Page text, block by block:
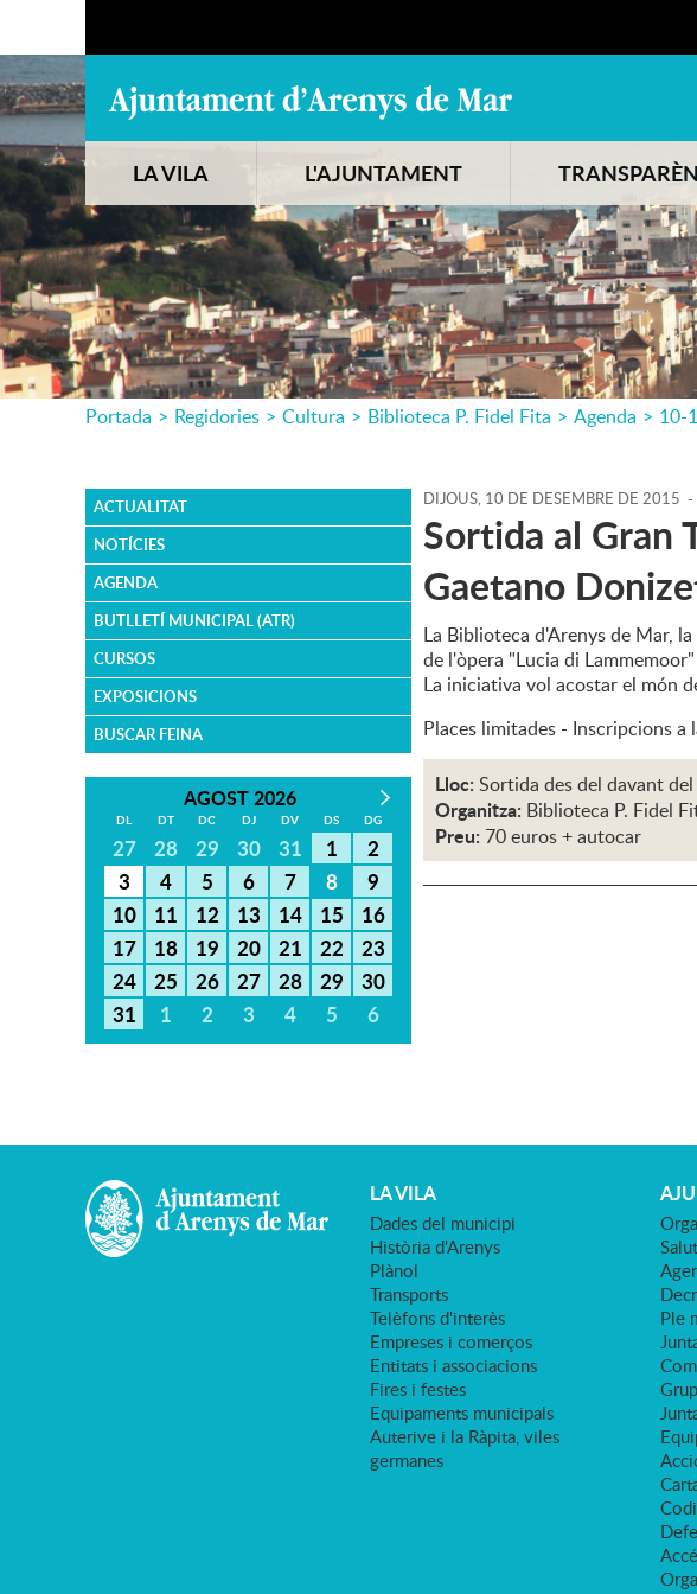
LA VILA L'AJUNTAMENT
Portada > Regidories > Cultura > Biblioteca P. Fidel Fita > Agenda > 10-
ACTUALITAT
NOTÍCIES
AGENDA
BUTLLETÍ MUNICIPAL (ATR)
CURSOS
EXPOSICIONS
BUSCAR FEINA
AGOST 2026
DL DT DC DJ DV DS DG
27 28 29 30 31 1
2
3
4 5 6 7 8
9
10
11 12 13 14 15
16
17
18 19 20 21 22
23
24
25 26 27 28 29
30
31
1 2 3 4 5 6
DIJOUS, 10 DE DESEMBRE DE 2015 -
Sortida al Gran
Gaetano
La Biblioteca d'Arenys de Mar,
de l'òpera "Lucia di
La iniciativa vol acostar el món
Places limitades - Inscripcions a
Lloc: Sortida des del davant
Organitza: Biblioteca P. Fidel
Preu: 70 euros + autocar
LA VILA
Dades del municipi
Història d'Arenys
Plànol
Transports
Telèfons d'interès
Empreses i comerços
Entitats i associacions
Fires i festes
Equipaments municipals
Auterive i la Ràpita, viles
germanes
Ple